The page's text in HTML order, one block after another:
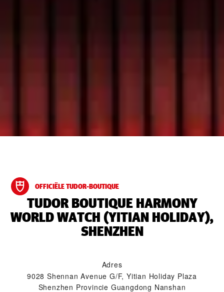
OFFICIËLE TUDOR-BOUTIQUE
‭TUDOR BOUTIQUE HARMONY
WORLD WATCH (YITIAN HOLIDAY),
SHENZHEN‬
Adres
9028 Shennan Avenue G/F, Yitian Holiday Plaza
Shenzhen Provincie Guangdong Nanshan